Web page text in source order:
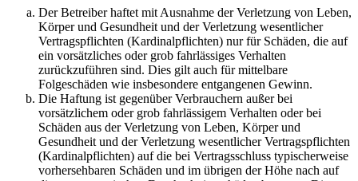
Der Betreiber haftet mit Ausnahme der Verletzung von Leben,
Körper und Gesundheit und der Verletzung wesentlicher
Vertragspflichten (Kardinalpflichten) nur für Schäden, die auf
ein vorsätzliches oder grob fahrlässiges Verhalten
zurückzuführen sind. Dies gilt auch für mittelbare
Folgeschäden wie insbesondere entgangenen Gewinn.
Die Haftung ist gegenüber Verbrauchern außer bei
vorsätzlichem oder grob fahrlässigem Verhalten oder bei
Schäden aus der Verletzung von Leben, Körper und
Gesundheit und der Verletzung wesentlicher Vertragspflichten
(Kardinalpflichten) auf die bei Vertragsschluss typischerweise
vorhersehbaren Schäden und im übrigen der Höhe nach auf